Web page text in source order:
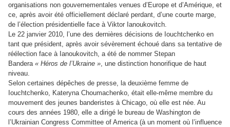
organisations non gouvernementales venues d’Europe et d’Amérique, et
ce, après avoir été officiellement déclaré perdant, d’une courte marge,
de l’élection présidentielle face à Viktor Ianoukovitch.
Le 22 janvier 2010, l’une des dernières décisions de Iouchtchenko en
tant que président, après avoir sévèrement échoué dans sa tentative de
réélection face à Ianoukovitch, a été de nommer Stepan
Bandera « Héros de l’Ukraine » , une distinction honorifique de haut
niveau.
Selon certaines dépêches de presse, la deuxième femme de
Iouchtchenko, Kateryna Choumachenko, était elle-même membre du
mouvement des jeunes banderistes à Chicago, où elle est née. Au
cours des années 1980, elle a dirigé le bureau de Washington de
l’Ukrainian Congress Committee of America (à un moment où l’influence